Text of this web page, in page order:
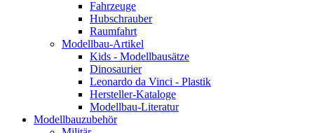
Fahrzeuge
Hubschrauber
Raumfahrt
Modellbau-Artikel
Kids - Modellbausätze
Dinosaurier
Leonardo da Vinci - Plastik
Hersteller-Kataloge
Modellbau-Literatur
Modellbauzubehör